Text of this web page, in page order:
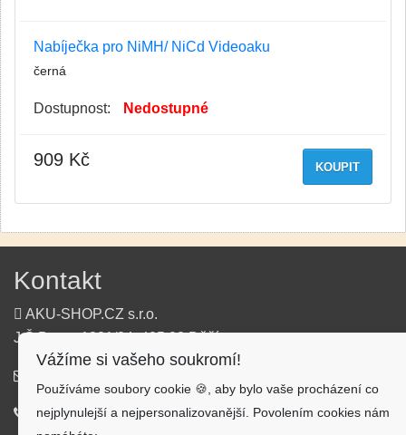
Nabíječka pro NiMH/ NiCd Videoaku
černá
Dostupnost: Nedostupné
KOUPIT
909 Kč
Kontakt
AKU-SHOP.CZ s.r.o.
J.Š.Baara 1331/34, 405 02 Děčín
720 500 500
Vážíme si vašeho soukromí!
Používáme soubory cookie 🍪, aby bylo vaše procházení co
nejplynulejší a nejpersonalizovanější. Povolením cookies nám